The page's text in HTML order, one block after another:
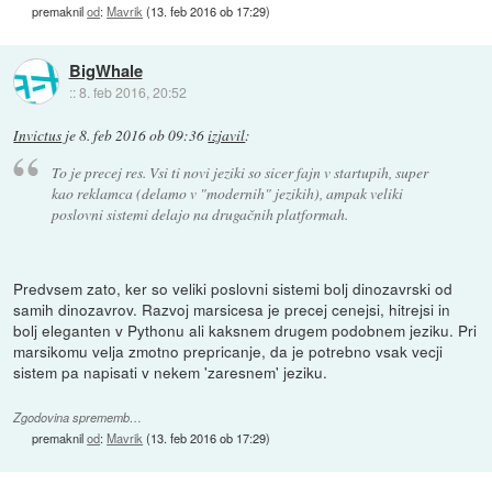
premaknilod:Mavrik (13. feb 2016 ob 17:29)
BigWhale
::8. feb 2016, 20:52
Invictus je8. feb 2016 ob 09:36izjavil:
To je precej res. Vsi ti novi jeziki so sicer fajn v startupih, super
kao reklamca (delamo v "modernih" jezikih), ampak veliki
poslovni sistemi delajo na drugačnih platformah.
Predvsem zato, ker so veliki poslovni sistemi bolj dinozavrski od
samih dinozavrov. Razvoj marsicesa je precej cenejsi, hitrejsi in
bolj eleganten v Pythonu ali kaksnem drugem podobnem jeziku. Pri
marsikomu velja zmotno prepricanje, da je potrebno vsak vecji
sistem pa napisati v nekem 'zaresnem' jeziku.
Zgodovina sprememb…
premaknilod:Mavrik (13. feb 2016 ob 17:29)